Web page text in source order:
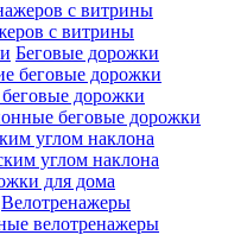
с витрины
Беговые дорожки
беговые дорожки
дорожки
беговые дорожки
углом наклона
углом наклона
для дома
Велотренажеры
велотренажеры